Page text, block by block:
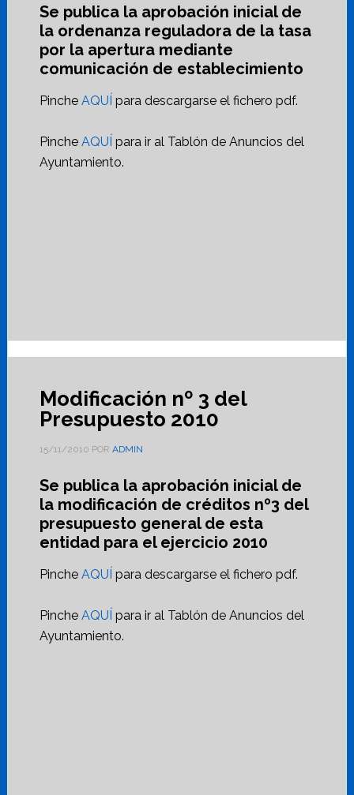
Se publica la aprobación inicial de
la ordenanza reguladora de la tasa
por la apertura mediante
comunicación de establecimiento
Pinche AQUÍ para descargarse el fichero pdf.
Pinche AQUÍ para ir al Tablón de Anuncios del
Ayuntamiento.
Modificación nº 3 del
Presupuesto 2010
15/11/2010 POR ADMIN
Se publica la aprobación inicial de
la modificación de créditos nº3 del
presupuesto general de esta
entidad para el ejercicio 2010
Pinche AQUÍ para descargarse el fichero pdf.
Pinche AQUÍ para ir al Tablón de Anuncios del
Ayuntamiento.